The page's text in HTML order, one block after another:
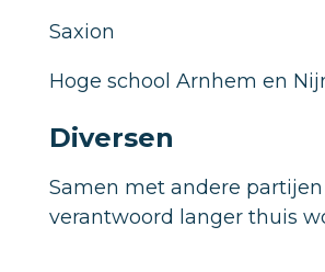
Saxion
Hoge school Arnhem en
Diversen
Samen met andere
verantwoord langer thuis